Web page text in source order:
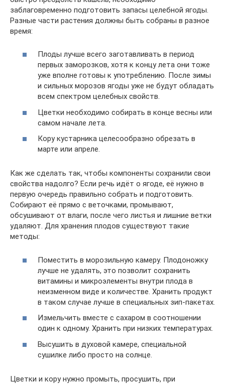
заблаговременно подготовить запасы целебной ягоды.
Разные части растения должны быть собраны в разное
время:
Плоды лучше всего заготавливать в период
первых заморозков, хотя к концу лета они тоже
уже вполне готовы к употреблению. После зимы
и сильных морозов ягоды уже не будут обладать
всем спектром целебных свойств.
Цветки необходимо собирать в конце весны или
самом начале лета.
Кору кустарника целесообразно обрезать в
марте или апреле.
Как же сделать так, чтобы компоненты сохранили свои
свойства надолго? Если речь идёт о ягоде, её нужно в
первую очередь правильно собрать и подготовить.
Собирают её прямо с веточками, промывают,
обсушивают от влаги, после чего листья и лишние ветки
удаляют. Для хранения плодов существуют такие
методы:
Поместить в морозильную камеру. Плодоножку
лучше не удалять, это позволит сохранить
витамины и микроэлементы внутри плода в
неизменном виде и количестве. Хранить продукт
в таком случае лучше в специальных зип-пакетах.
Измельчить вместе с сахаром в соотношении
один к одному. Хранить при низких температурах.
Высушить в духовой камере, специальной
сушилке либо просто на солнце.
Цветки и кору нужно промыть, просушить, при